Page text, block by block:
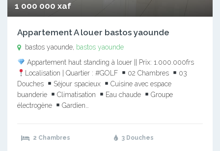
1 000 000 xaf
Appartement A louer bastos yaounde
bastos yaounde, bastos yaounde
Appartement haut standing à louer || Prix: 1.000.000frs
Localisation | Quartier : #GOLF
02 Chambres
03
Douches
Séjour spacieux
Cuisine avec espace
buanderie
Climatisation Eau chaude
Groupe
électrogène
Gardien…
2 Chambres 3 Douches